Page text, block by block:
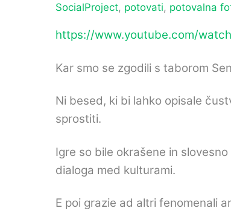
SocialProject, potovati, potovalna
https://www.youtube.com/
Kar smo se zgodili s taborom
Ni besed, ki bi lahko opisale
sprostiti.
Igre so bile okrašene in
dialoga med kulturami.
E poi grazie ad altri fenomenali